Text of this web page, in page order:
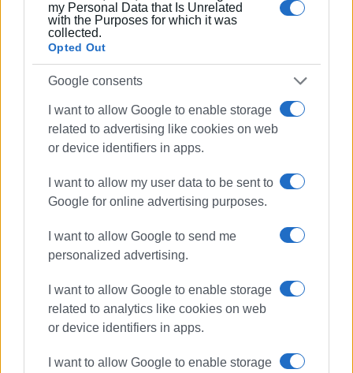
my Personal Data that Is Unrelated
with the Purposes for which it was
collected.
Opted Out
Google consents
I want to allow Google to enable storage
related to advertising like cookies on web
or device identifiers in apps.
I want to allow my user data to be sent to
Google for online advertising purposes.
I want to allow Google to send me
personalized advertising.
I want to allow Google to enable storage
related to analytics like cookies on web
or device identifiers in apps.
I want to allow Google to enable storage
Επιτροπής, όπως εν προκειμένω και τη συγκεκριμένη
περί άρσεως της εμπιστοσύνης του Προέδρου
Κόμματος.
Διαφορετικά θα υπήρχε το εξής παράδοξο. Το ανώτατο
όργανο να μην μπορεί να ελέγχει ένα μέγιστο θέμα,
όπως η άρση εμπιστοσύνης στο πρόσωπο του
Προέδρου το Κόμματος.
Επί πλέον από κανένα άρθρο του καταστατικού δεν
προβλέπεται ότι σχετική απόφαση περί άρσης της
εμπιστοσύνης του προσώπου του Προέδρου του
κόμματος ανήκει στις ΑΠΟΚΛΕΙΣΤΙΚΕΣ αρμοδιότητες
της Κεντρικής Επιτροπής. Έτσι εύλογα αναρωτιέται
αποφασίσει την άρση της εμπιστοσύνης του στο
πρόσωπο του Προέδρου του Κόμματος; ΟΧΙ ΦΥΣΙΚΑ.
της απόφασης της κεντρικής επιτροπής, με την οποία